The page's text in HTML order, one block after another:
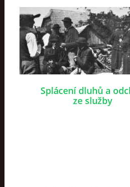
Splácení dluhů a
ze služby